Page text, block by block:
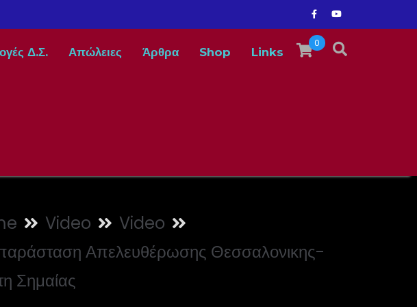
0
Δ.Σ. Απώλειες Άρθρα Shop Links
Video
Video
Απελευθέρωσης Θεσσαλονικης-
Σημαίας